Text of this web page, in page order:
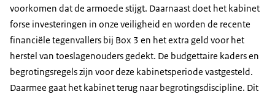
voorkomen dat de armoede stijgt. Daarnaast doet het kabinet
forse investeringen in onze veiligheid en worden de recente
financiële tegenvallers bij Box 3 en het extra geld voor het
herstel van toeslagenouders gedekt. De budgettaire kaders en
begrotingsregels zijn voor deze kabinetsperiode vastgesteld.
Daarmee gaat het kabinet terug naar begrotingsdiscipline. Dit